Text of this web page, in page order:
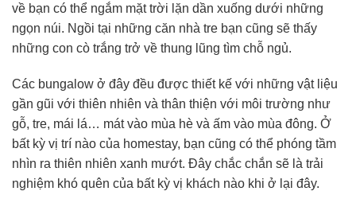
về bạn có thể ngắm mặt trời lặn dần xuống dưới những
ngọn núi. Ngồi tại những căn nhà tre bạn cũng sẽ thấy
những con cò trắng trở về thung lũng tìm chỗ ngủ.
Các bungalow ở đây đều được thiết kế với những vật liệu
gần gũi với thiên nhiên và thân thiện với môi trường như
gỗ, tre, mái lá… mát vào mùa hè và ấm vào mùa đông. Ở
bất kỳ vị trí nào của homestay, bạn cũng có thể phóng tầm
nhìn ra thiên nhiên xanh mướt. Đây chắc chắn sẽ là trải
nghiệm khó quên của bất kỳ vị khách nào khi ở lại đây.